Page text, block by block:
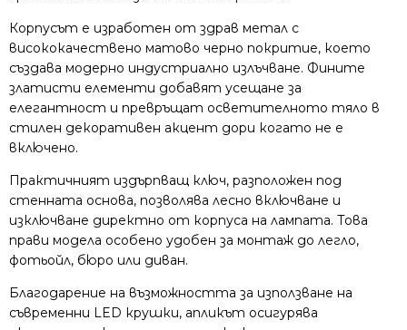
Корпусът е изработен от здрав метал с
висококачествено матово черно покритие, което
създава модерно индустриално излъчване. Фините
златисти елементи добавят усещане за
елегантност и превръщат осветителното тяло в
стилен декоративен акцент дори когато не е
включено.
Практичният издърпващ ключ, разположен под
стенната основа, позволява лесно включване и
изключване директно от корпуса на лампата. Това
прави модела особено удобен за монтаж до легло,
фотьойл, бюро или диван.
Благодарение на възможността за използване на
съвременни LED крушки, апликът осигурява